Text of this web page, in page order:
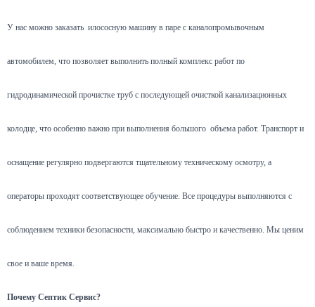
У нас можно заказать илососную машину в паре с каналопромывочным
автомобилем, что позволяет выполнить полный комплекс работ по
гидродинамической прочистке труб с последующей очисткой канализационных
колодце, что особенно важно при выполнения большого объема работ. Транспорт и
оснащение регулярно подвергаются тщательному техническому осмотру, а
операторы проходят соответствующее обучение. Все процедуры выполняются с
соблюдением техники безопасности, максимально быстро и качественно. Мы ценим
свое и ваше время.
Почему Септик Сервис?